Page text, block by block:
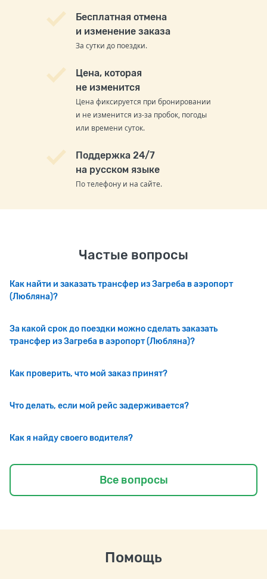
Бесплатная отмена
и изменение заказа
За сутки до поездки.
Цена, которая
не изменится
Цена фиксируется при бронировании
и не изменится из-за пробок, погоды
или времени суток.
Поддержка 24/7
на русском языке
По телефону и на сайте.
Частые вопросы
Как найти и заказать трансфер из Загреба в аэропорт
(Любляна)?
За какой срок до поездки можно сделать заказать
трансфер из Загреба в аэропорт (Любляна)?
Как проверить, что мой заказ принят?
Что делать, если мой рейс задерживается?
Как я найду своего водителя?
Все вопросы
Помощь